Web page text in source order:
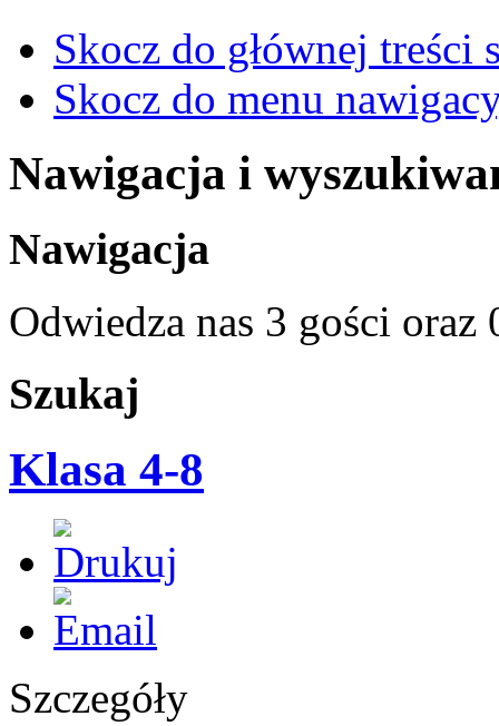
Skocz do głównej treści
Skocz do menu
Nawigacja i
Nawigacja
Odwiedza nas 3 gości
Szukaj
Klasa 4-8
Szczegóły